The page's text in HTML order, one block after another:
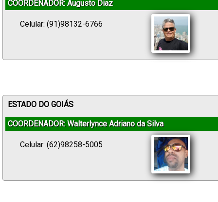
COORDENADOR: Augusto Diaz
Celular: (91)98132-6766
ESTADO DO GOIÁS
COORDENADOR: Walterlynce Adriano da Silva
Celular: (62)98258-5005